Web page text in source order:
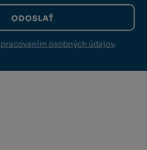
ODOSLAŤ
osobných údajov.